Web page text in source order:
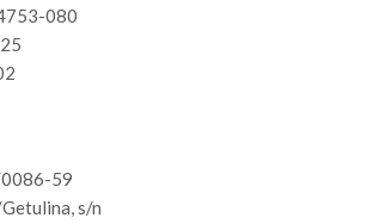
080
59
s/n